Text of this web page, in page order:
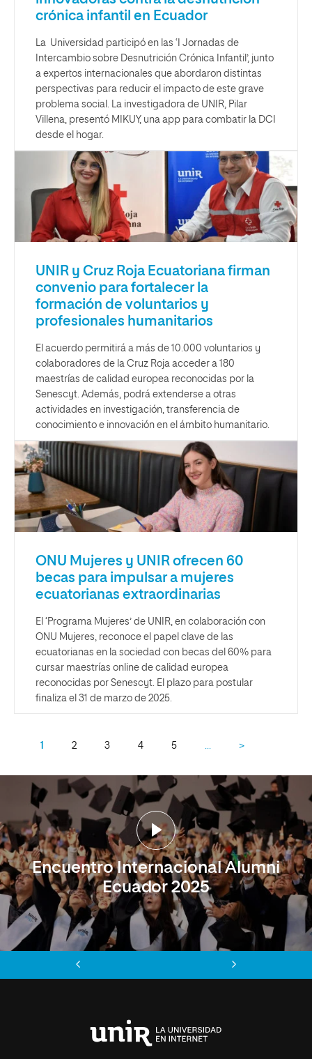
crónica infantil en Ecuador
La Universidad participó en las ‘I Jornadas de
Intercambio sobre Desnutrición Crónica Infantil’, junto
a expertos internacionales que abordaron distintas
perspectivas para reducir el impacto de este grave
problema social. La investigadora de UNIR, Pilar
Villena, presentó MIKUY, una app para combatir la DCI
desde el hogar.
UNIR y Cruz Roja Ecuatoriana firman
convenio para fortalecer la
formación de voluntarios y
profesionales humanitarios
El acuerdo permitirá a más de 10.000 voluntarios y
colaboradores de la Cruz Roja acceder a 180
maestrías de calidad europea reconocidas por la
Senescyt. Además, podrá extenderse a otras
actividades en investigación, transferencia de
conocimiento e innovación en el ámbito humanitario.
ONU Mujeres y UNIR ofrecen 60
becas para impulsar a mujeres
ecuatorianas extraordinarias
El ‘Programa Mujeres’ de UNIR, en colaboración con
ONU Mujeres, reconoce el papel clave de las
ecuatorianas en la sociedad con becas del 60% para
cursar maestrías online de calidad europea
reconocidas por Senescyt. El plazo para postular
finaliza el 31 de marzo de 2025.
1 2 3 4 5 … >
Encuentro Internacional Alumni
Ecuador 2025